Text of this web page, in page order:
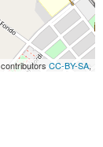
contributors CC-BY-SA,